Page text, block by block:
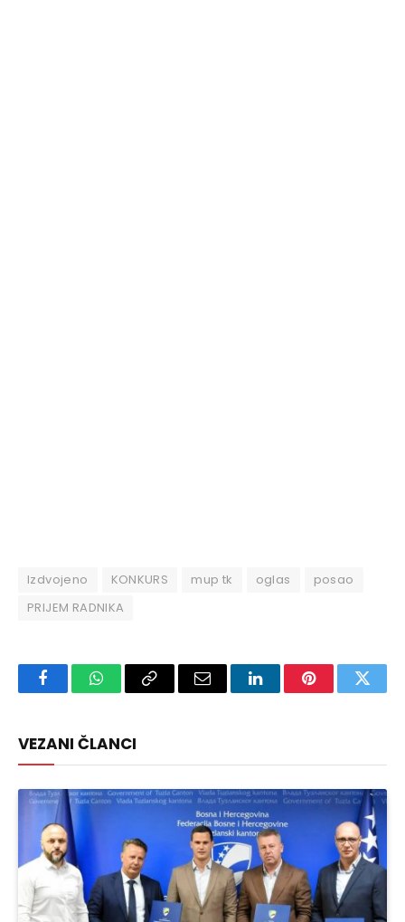
Izdvojeno KONKURS mup tk oglas
posao
PRIJEM RADNIKA
FacebookWhatsAppCopy
Email LinkedInPinterest
VEZANI ČLANCI